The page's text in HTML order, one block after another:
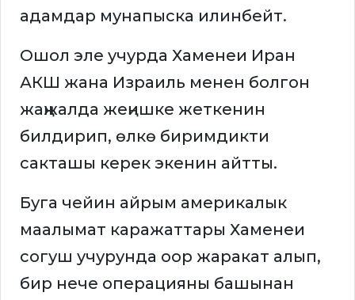
адамдар мунапыска илинбейт.
Ошол эле учурда Хаменеи Иран
АКШ жана Израиль менен болгон
жаңжалда жеңишке жеткенин
билдирип, өлкө биримдикти
сакташы керек экенин айтты.
Буга чейин айрым америкалык
маалымат каражаттары Хаменеи
согуш учурунда оор жаракат алып,
бир нече операцияны башынан